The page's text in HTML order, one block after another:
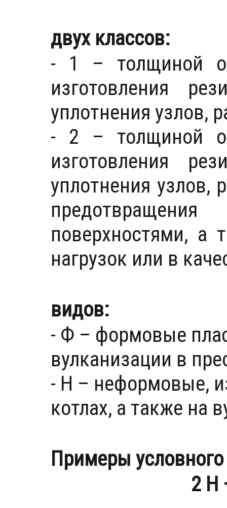
двух классов:
- 1 – толщиной
изготовления
уплотнения
- 2 – толщиной
изготовления
уплотнения
поверхностями, а
нагрузок или в
видов:
- Ф – формовые
вулканизации в
- Н – неформовые,
котлах, а также на
Примеры
2 Н